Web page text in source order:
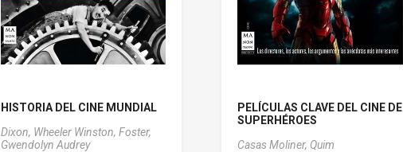
HISTORIA DEL CINE MUNDIAL
Dixon, Wheeler Winston, Foster,
Gwendolyn Audrey
PELÍCULAS CLAVE DEL CINE DE
SUPERHÉROES
Casas Moliner, Quim